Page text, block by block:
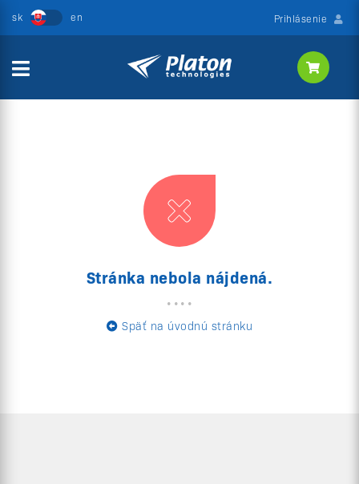
Prihlásenie
Stránka nebola nájdená.
Späť na úvodnú stránku